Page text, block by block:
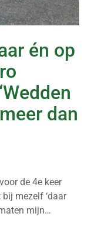
én op
dan
de 4e keer
mezelf ‘daar
mijn…